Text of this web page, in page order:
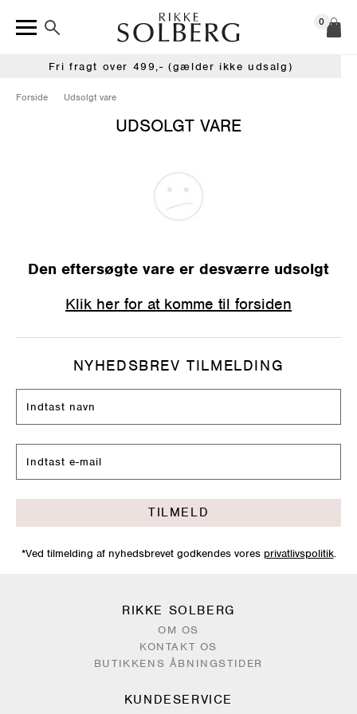
0
Fri fragt over 499,- (gælder ikke udsalg)
Forside Udsolgt vare
UDSOLGT VARE
Den eftersøgte vare er desværre udsolgt
Klik her for at komme til forsiden
NYHEDSBREV TILMELDING
TILMELD
*Ved tilmelding af nyhedsbrevet godkendes vores privatlivspolitik.
RIKKE SOLBERG
OM OS
KONTAKT OS
BUTIKKENS ÅBNINGSTIDER
KUNDESERVICE